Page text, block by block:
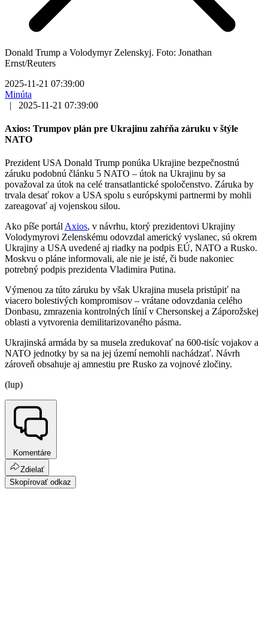
Donald Trump a Volodymyr Zelenskyj. Foto: Jonathan
Ernst/Reuters
2025-11-21 07:39:00
Minúta
|
2025-11-21 07:39:00
Axios: Trumpov plán pre Ukrajinu zahŕňa záruku v štýle
NATO
Prezident USA Donald Trump ponúka Ukrajine bezpečnostnú
záruku podobnú článku 5 NATO – útok na Ukrajinu by sa
považoval za útok na celé transatlantické spoločenstvo. Záruka by
trvala desať rokov a USA spolu s európskymi partnermi by mohli
zareagovať aj vojenskou silou.
Ako píše portálAxios, v návrhu, ktorý prezidentovi Ukrajiny
Volodymyrovi Zelenskému odovzdal americký vyslanec, sú okrem
Ukrajiny a USA uvedené aj riadky na podpis EÚ, NATO a Rusko.
Moskvu o pláne informovali, ale nie je isté, či bude nakoniec
potrebný podpis prezidenta Vladimira Putina.
Výmenou za túto záruku by však Ukrajina musela pristúpiť na
viacero bolestivých kompromisov – vrátane odovzdania celého
Donbasu, zmrazenia kontrolných línií v Chersonskej a Záporožskej
oblasti a vytvorenia demilitarizovaného pásma.
Ukrajinská armáda by sa musela zredukovať na 600-tisíc vojakov a
NATO jednotky by sa na jej území nemohli nachádzať. Návrh
zároveň obsahuje aj amnestiu pre Rusko za vojnové zločiny.
(lup)
Komentáre
Zdielať
Skopírovať odkaz